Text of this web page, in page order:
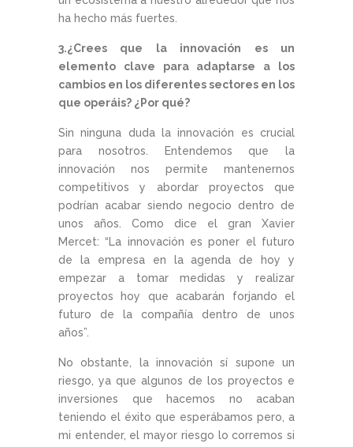
ha hecho más fuertes.
3.¿Crees que la innovación es un
elemento clave para adaptarse a los
cambios en los diferentes sectores en los
que operáis? ¿Por qué?
Sin ninguna duda la innovación es crucial
para nosotros. Entendemos que la
innovación nos permite mantenernos
competitivos y abordar proyectos que
podrían acabar siendo negocio dentro de
unos años. Como dice el gran Xavier
Mercet: “La innovación es poner el futuro
de la empresa en la agenda de hoy y
empezar a tomar medidas y realizar
proyectos hoy que acabarán forjando el
futuro de la compañía dentro de unos
años”.
No obstante, la innovación sí supone un
riesgo, ya que algunos de los proyectos e
inversiones que hacemos no acaban
teniendo el éxito que esperábamos pero, a
mi entender, el mayor riesgo lo corremos si